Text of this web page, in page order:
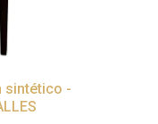
sintético -